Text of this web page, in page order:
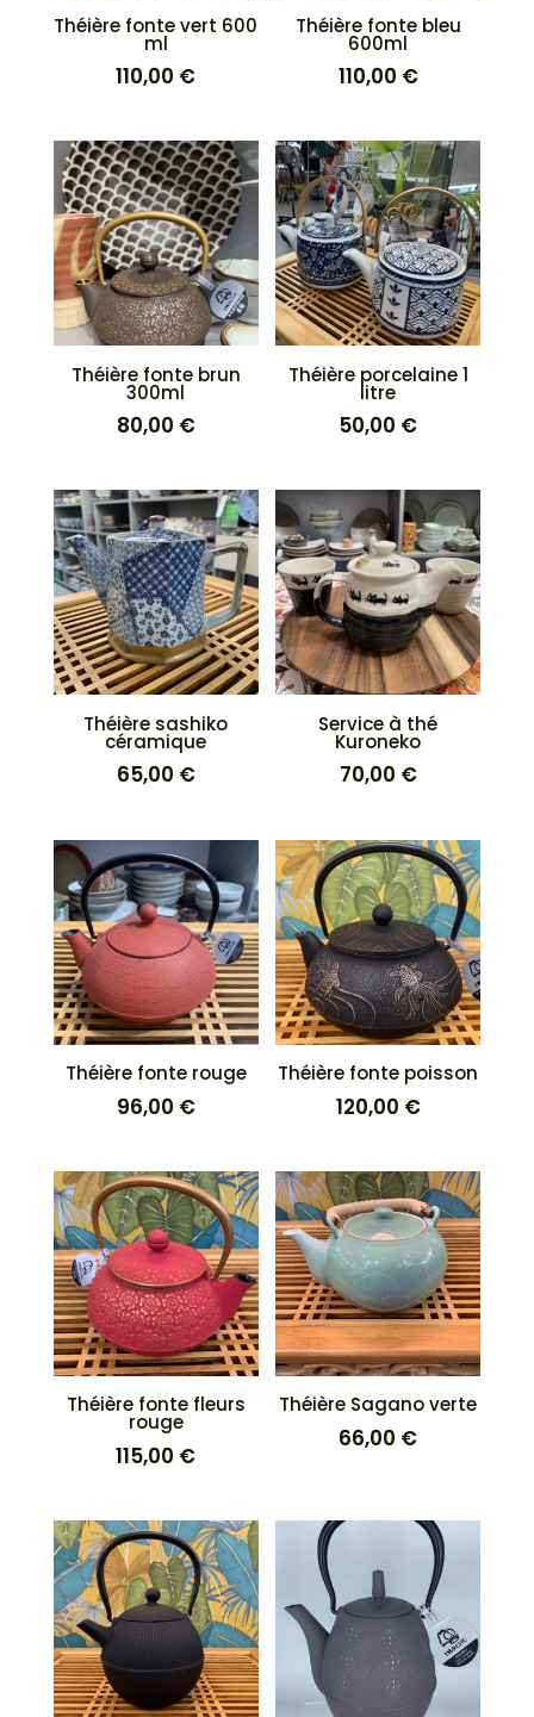
Théière fonte vert 600
ml
110,00 €
Théière fonte bleu
600ml
110,00 €
Théière fonte brun
300ml
80,00 €
Théière porcelaine 1
litre
50,00 €
Théière sashiko
céramique
65,00 €
Service à thé
Kuroneko
70,00 €
Théière fonte rouge
96,00 €
Théière fonte poisson
120,00 €
Théière fonte fleurs
rouge
115,00 €
Théière Sagano verte
66,00 €